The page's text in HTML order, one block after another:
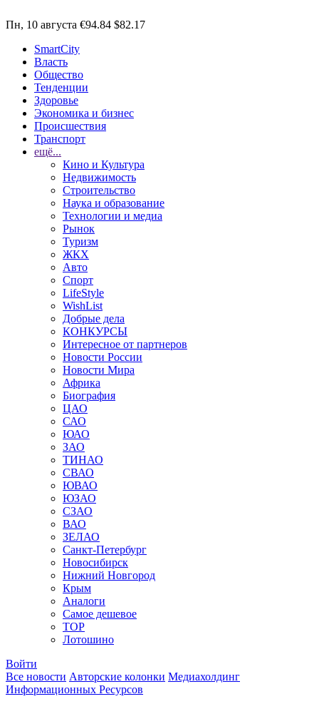
Пн, 10 августа €94.84 $82.17
SmartCity
Власть
Общество
Тенденции
Здоровье
Экономика и бизнес
Происшествия
Транспорт
ещё...
Кино и Культура
Недвижимость
Строительство
Наука и образование
Технологии и медиа
Рынок
Туризм
ЖКХ
Авто
Спорт
LifeStyle
WishList
Добрые дела
КОНКУРСЫ
Интересное от партнеров
Новости России
Новости Мира
Африка
Биография
ЦАО
САО
ЮАО
ЗАО
ТИНАО
СВАО
ЮВАО
ЮЗАО
СЗАО
ВАО
ЗЕЛАО
Санкт-Петербург
Новосибирск
Нижний Новгород
Крым
Аналоги
Самое дешевое
TOP
Лотошино
Войти
Все новости Авторские колонки Медиахолдинг
Информационных Ресурсов